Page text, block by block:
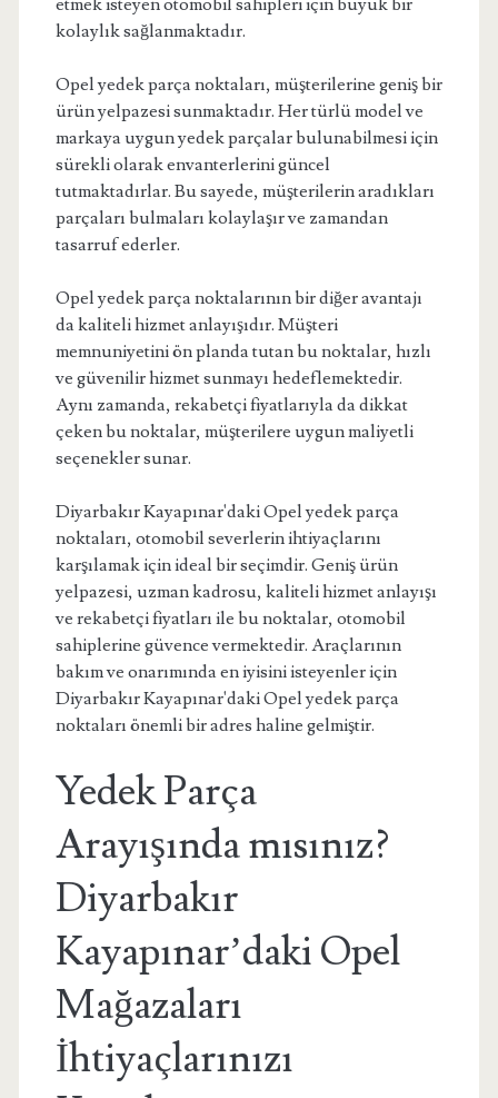
etmek isteyen otomobil sahipleri için büyük bir
kolaylık sağlanmaktadır.
Opel yedek parça noktaları, müşterilerine geniş bir
ürün yelpazesi sunmaktadır. Her türlü model ve
markaya uygun yedek parçalar bulunabilmesi için
sürekli olarak envanterlerini güncel
tutmaktadırlar. Bu sayede, müşterilerin aradıkları
parçaları bulmaları kolaylaşır ve zamandan
tasarruf ederler.
Opel yedek parça noktalarının bir diğer avantajı
da kaliteli hizmet anlayışıdır. Müşteri
memnuniyetini ön planda tutan bu noktalar, hızlı
ve güvenilir hizmet sunmayı hedeflemektedir.
Aynı zamanda, rekabetçi fiyatlarıyla da dikkat
çeken bu noktalar, müşterilere uygun maliyetli
seçenekler sunar.
Diyarbakır Kayapınar'daki Opel yedek parça
noktaları, otomobil severlerin ihtiyaçlarını
karşılamak için ideal bir seçimdir. Geniş ürün
yelpazesi, uzman kadrosu, kaliteli hizmet anlayışı
ve rekabetçi fiyatları ile bu noktalar, otomobil
sahiplerine güvence vermektedir. Araçlarının
bakım ve onarımında en iyisini isteyenler için
Diyarbakır Kayapınar'daki Opel yedek parça
noktaları önemli bir adres haline gelmiştir.
Yedek Parça
Arayışında mısınız?
Diyarbakır
Kayapınar’daki Opel
Mağazaları
İhtiyaçlarınızı